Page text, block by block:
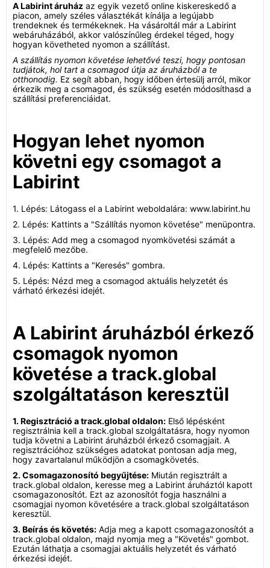
A Labirint áruház az egyik vezető online kiskereskedő a
piacon, amely széles választékát kínálja a legújabb
trendeknek és termékeknek. Ha vásároltál már a Labirint
webáruházából, akkor valószínűleg érdekel téged, hogy
hogyan követheted nyomon a szállítást.
A szállítás nyomon követése lehetővé teszi, hogy pontosan
tudjátok, hol tart a csomagod útja az áruházból a te
otthonodig. Ez segít abban, hogy időben értesülj arról, mikor
érkezik meg a csomagod, és szükség esetén módosíthasd a
szállítási preferenciáidat.
Hogyan lehet nyomon
követni egy csomagot a
Labirint
1. Lépés: Látogass el a Labirint weboldalára: www.labirint.hu
2. Lépés: Kattints a "Szállítás nyomon követése" menüpontra.
3. Lépés: Add meg a csomagod nyomkövetési számát a
megfelelő mezőbe.
4. Lépés: Kattints a "Keresés" gombra.
5. Lépés: Nézd meg a csomagod aktuális helyzetét és
várható érkezési idejét.
A Labirint áruházból érkező
csomagok nyomon
követése a track.global
szolgáltatáson keresztül
1. Regisztráció a track.global oldalon: Első lépésként
regisztrálnia kell a track.global szolgáltatásra, hogy nyomon
tudja követni a Labirint áruházból érkező csomagjait. A
regisztrációhoz szükséges adatokat pontosan adja meg,
hogy zavartalanul működjön a csomagkövetés.
2. Csomagazonosító begyűjtése: Miután regisztrált a
track.global oldalon, keresse meg a Labirint áruháztól kapott
csomagazonosítót. Ezt az azonosítót fogja használni a
csomagjai nyomon követésére a track.global szolgáltatáson
keresztül.
3. Beírás és követés: Adja meg a kapott csomagazonosítót a
track.global oldalon, majd nyomja meg a "Követés" gombot.
Ezután láthatja a csomagjai aktuális helyzetét és várható
érkezési idejét.